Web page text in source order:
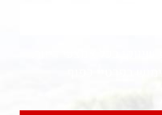
בכל אמצעי דיוור.
בפרטיי כפוף